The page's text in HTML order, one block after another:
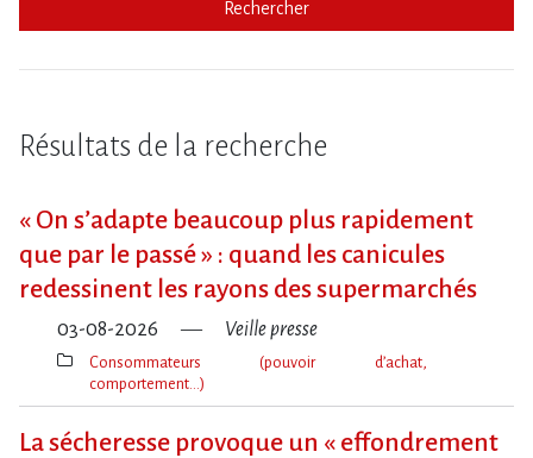
Rechercher
Résultats de la recherche
« On s​‌’adapte beaucoup plus rapidement
que par le passé » : quand les canicules
redessinent les rayons des supermarchés
03-08-2026 Veille presse
Thèmes(s)
Consommateurs (pouvoir d’achat,
comportement…)
La sécheresse provoque un « effondrement